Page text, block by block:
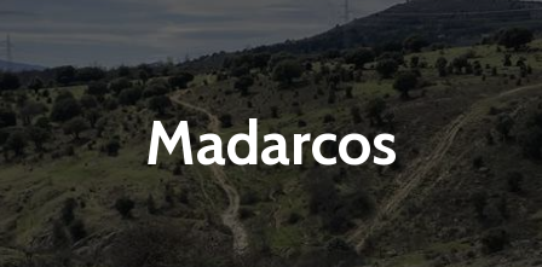
Madarcos